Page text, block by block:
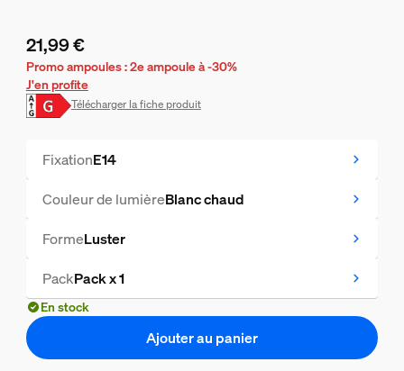
Le prix actuel est 21,99 €
21,99 €
Promo ampoules : 2e ampoule à -30%
J'en profite
Télécharger la fiche produit
FixationE14
Couleur de lumièreBlanc chaud
FormeLuster
PackPack x 1
En stock
Ajouter au panier